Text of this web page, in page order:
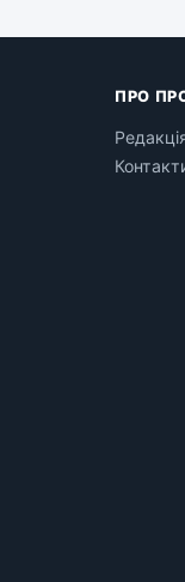
ПРО